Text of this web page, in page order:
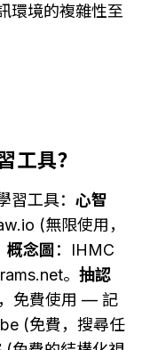
環境的複雜性至
工具？
工具： 心智
(無限使用，
概念圖 ：IHMC
。 抽認
免費使用 — 記
(免費，搜尋任